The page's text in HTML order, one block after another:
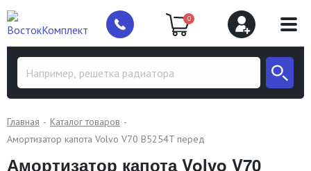
0
Главная
Каталог товаров
Амортизатор капота Volvo V70 B5254T перед
Амортизатор капота Volvo V70